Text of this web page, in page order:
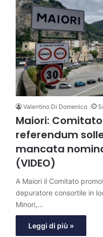
Valentino Di Domenico
Maiori:
referendum
mancata
(VIDEO)
A Maiori il Comitato
depuratore consortile in
Minori,…
Leggi di più »